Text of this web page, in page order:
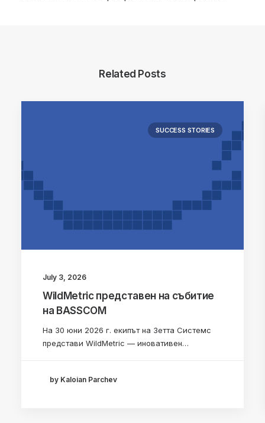
Related Posts
SUCCESS STORIES
July 3, 2026
WildMetric представен на събитие
на BASSCOM
На 30 юни 2026 г. екипът на Зетта Системс
представи WildMetric — иновативен…
by Kaloian Parchev